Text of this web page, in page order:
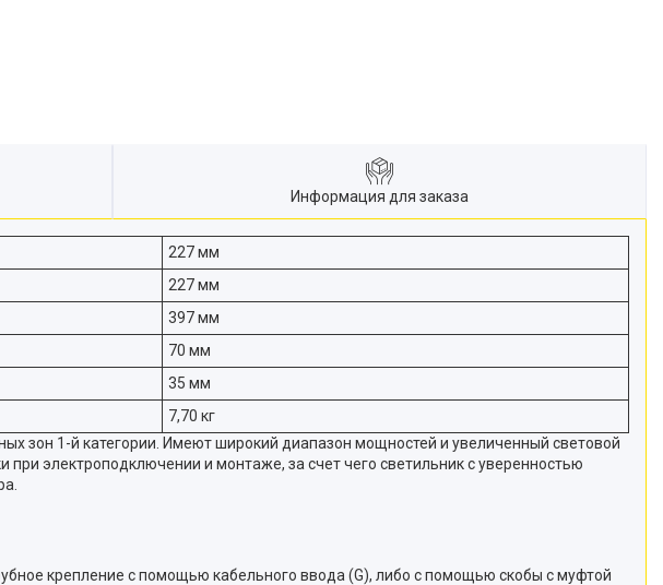
Информация для заказа
227 мм
227 мм
397 мм
70 мм
35 мм
7,70 кг
зон 1-й категории. Имеют широкий диапазон мощностей и увеличенный световой
электроподключении и монтаже, за счет чего светильник с уверенностью
крепление с помощью кабельного ввода (G), либо с помощью скобы с муфтой